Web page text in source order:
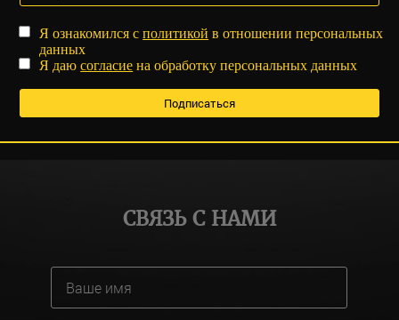
Я ознакомился сполитикой в отношении персональных
данных
Я даюсогласие на обработку персональных данных
СВЯЗЬ С НАМИ